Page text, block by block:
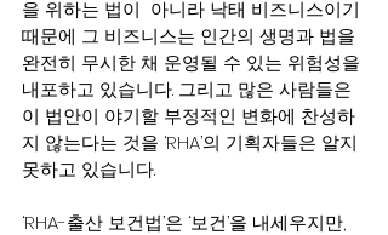
을 위하는 법이  아니라 낙태 비즈니스이기
때문에 그 비즈니스는 인간의 생명과 법을
완전히 무시한 채 운영될 수 있는 위험성을
내포하고 있습니다. 그리고 많은 사람들은
이 법안이 야기할 부정적인 변화에 찬성하
지 않는다는 것을 ‘RHA’의 기획자들은 알지
못하고 있습니다.
‘RHA-출산 보건법’은 ‘보건’을 내세우지만,